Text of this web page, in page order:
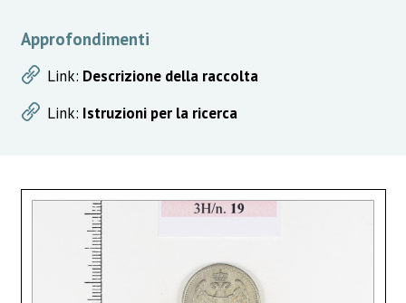
Approfondimenti
Link: Descrizione della raccolta
Link: Istruzioni per la ricerca